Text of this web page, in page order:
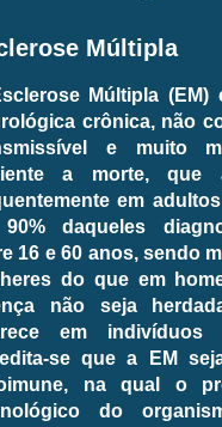
Múltipla
Múltipla (EM)
crônica, não
e muito
a morte, que
em
daqueles
16 e 60 anos, sendo
do que em
não seja
em indivíduos
se que a EM
na qual o
do